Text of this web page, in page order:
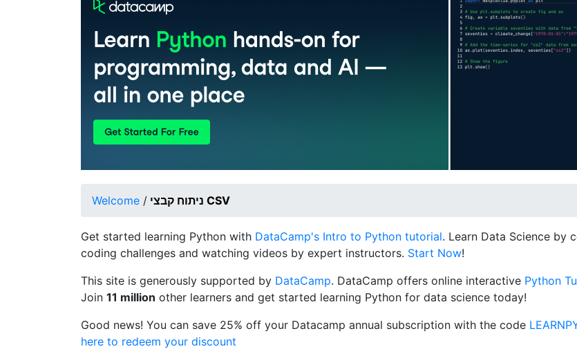
Welcome / ניתוח קבצי CSV
Get started learning Python with DataCamp's Intro to Python tutorial. Learn Data Science by
coding challenges and watching videos by expert instructors. Start Now!
This site is generously supported by DataCamp. DataCamp offers online interactive Python
Join 11 million other learners and get started learning Python for data science today!
Good news! You can save 25% off your Datacamp annual subscription with the code
here to redeem your discount